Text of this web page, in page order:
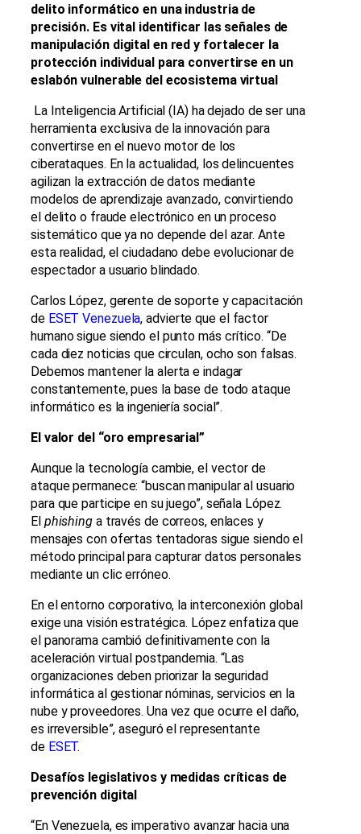
delito informático en una industria de
precisión. Es vital identificar las señales de
manipulación digital en red y fortalecer la
protección individual para convertirse en un
eslabón vulnerable del ecosistema virtual
La Inteligencia Artificial (IA) ha dejado de ser una
herramienta exclusiva de la innovación para
convertirse en el nuevo motor de los
ciberataques. En la actualidad, los delincuentes
agilizan la extracción de datos mediante
modelos de aprendizaje avanzado, convirtiendo
el delito o fraude electrónico en un proceso
sistemático que ya no depende del azar. Ante
esta realidad, el ciudadano debe evolucionar de
espectador a usuario blindado.
Carlos López, gerente de soporte y capacitación
de ESET Venezuela, advierte que el factor
humano sigue siendo el punto más crítico. “De
cada diez noticias que circulan, ocho son falsas.
Debemos mantener la alerta e indagar
constantemente, pues la base de todo ataque
informático es la ingeniería social”.
El valor del “oro empresarial”
Aunque la tecnología cambie, el vector de
ataque permanece: “buscan manipular al usuario
para que participe en su juego”, señala López.
El phishinga través de correos, enlaces y
mensajes con ofertas tentadoras sigue siendo el
método principal para capturar datos personales
mediante un clic erróneo.
En el entorno corporativo, la interconexión global
exige una visión estratégica. López enfatiza que
el panorama cambió definitivamente con la
aceleración virtual postpandemia. “Las
organizaciones deben priorizar la seguridad
informática al gestionar nóminas, servicios en la
nube y proveedores. Una vez que ocurre el daño,
es irreversible”, aseguró el representante
de ESET.
Desafíos legislativos y medidas críticas de
prevención digital
“En Venezuela, es imperativo avanzar hacia una